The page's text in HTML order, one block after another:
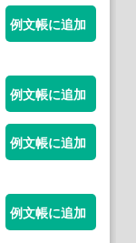
例文帳に追加
例文帳に追加
例文帳に追加
例文帳に追加